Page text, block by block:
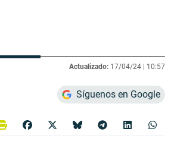
Actualizado: 17/04/24 | 10:57
Síguenos en Google